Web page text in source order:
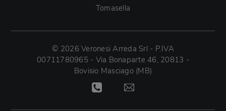
Tomasella
© 2026 Veronesi Arreda Srl - P.IVA
00711780965 - Via Bonaparte 46, 20813 -
Bovisio Masciago (MB)